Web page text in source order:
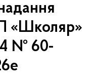
«Школяр»
№ 60-